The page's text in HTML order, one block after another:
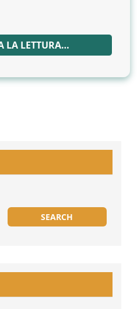
LA LETTURA…